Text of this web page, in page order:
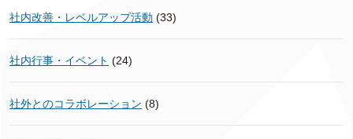
社内改善・レベルアップ活動 (33)
社内行事・イベント (24)
社外とのコラボレーション (8)